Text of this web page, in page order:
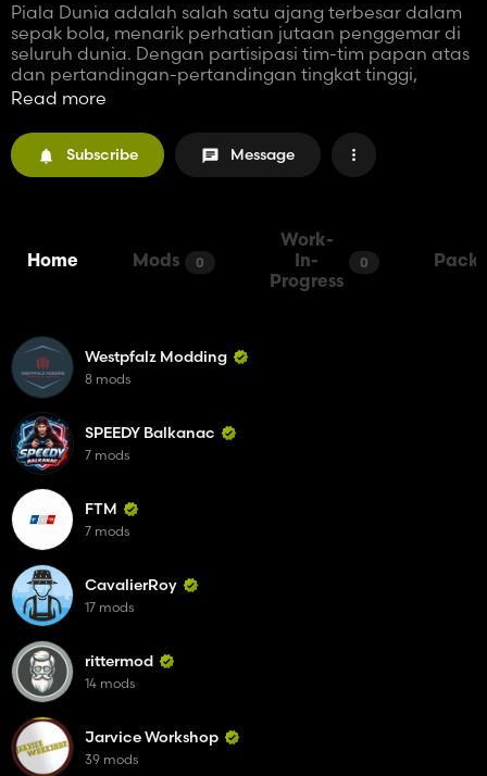
Piala Dunia adalah salah satu ajang terbesar dalam
sepak bola, menarik perhatian jutaan penggemar di
seluruh dunia. Dengan partisipasi tim-tim papan atas
dan pertandingan-pertandingan tingkat tinggi,
turnamen ini tidak hanya menawarkan sepak bola
kesempatan bagi tim-tim untuk menunjukkan kelas
dan kekuatan mereka di panggung internasional. Di
sinilah para pemain terbaik berkumpul, bersaing
Alamat: RT.7/RW.1, Kebon Pala, Makasar, Kota Jakarta
Timur, Jakarta 13650, Indonesia
#PialaDunia2026 #FIFAWorldCup #WorldCup
Read more
Subscribe Message
Home Mods 0
Work-
In-
Progress
0 Packs
Westpfalz Modding
8 mods
SPEEDY Balkanac
7 mods
FTM
7 mods
CavalierRoy
17 mods
rittermod
14 mods
Jarvice Workshop
39 mods